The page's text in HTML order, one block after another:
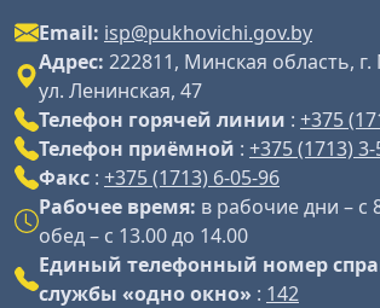
Email: isp@pukhovichi.gov.by
Адрес: 222811, Минская область,
ул. Ленинская, 47
Телефон горячей линии : +375
Телефон приёмной : +375 (1713)
Факс : +375 (1713) 6-05-96
Рабочее время: в рабочие дни – с
обед – с 13.00 до 14.00
Единый телефонный номер
службы «одно окно» : 142